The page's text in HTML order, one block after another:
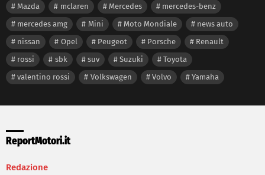
Mazda
mclaren Mercedes
mercedes-benz
mercedes amg
Mini Moto Mondiale
news auto
nissan
Opel Peugeot Porsche
Renault
rossi
sbk suv Suzuki
Toyota
valentino rossi
Volkswagen Volvo Yamaha
ReportMotori.it
Redazione